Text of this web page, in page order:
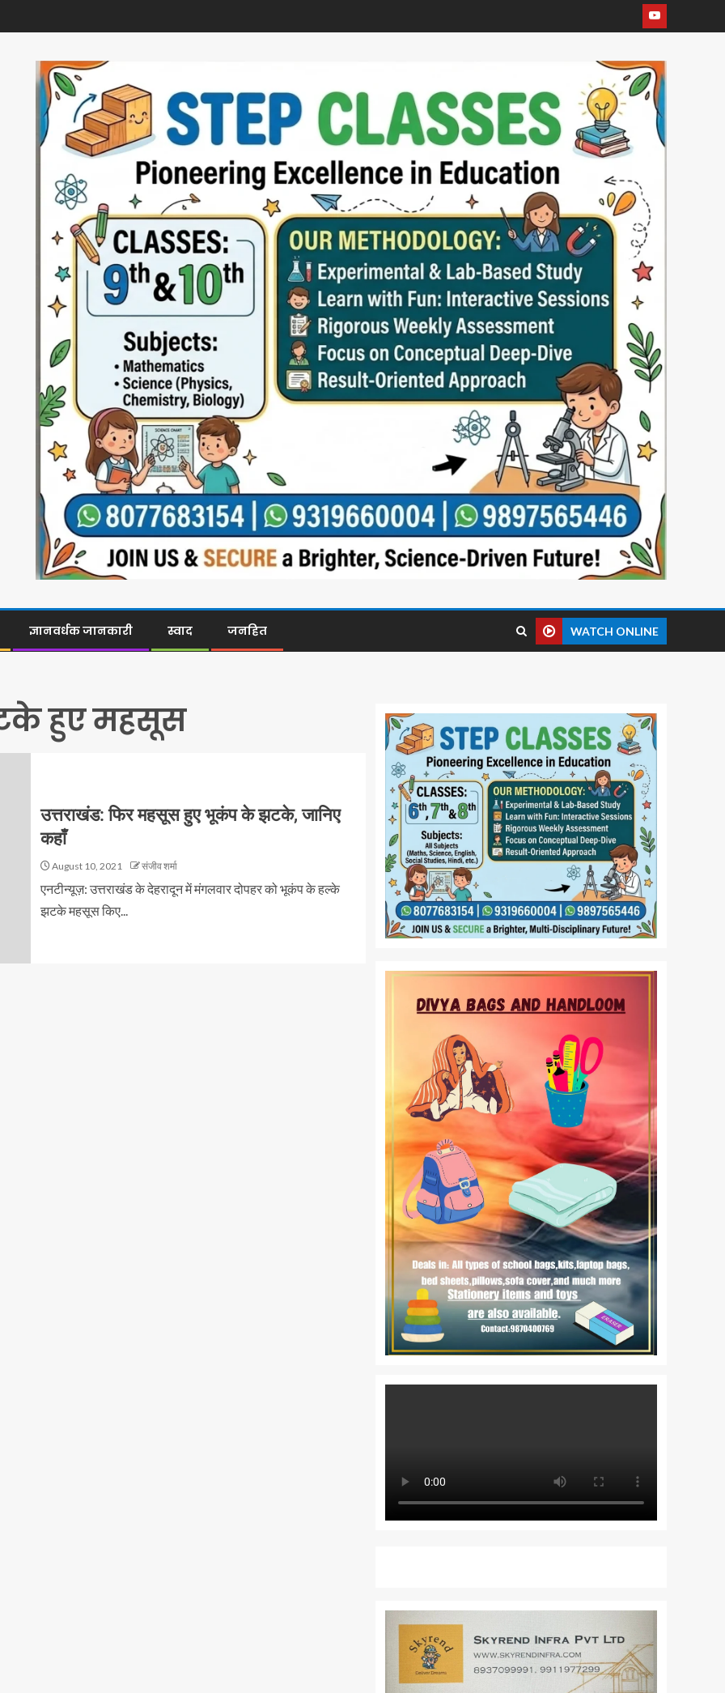
ज्ञानवर्धक जानकारी स्वाद जनहित WATCH ONLINE
हुए महसूस
उत्तराखंड: फिर महसूस हुए भूकंप के झटके, जानिए
कहाँ
August 10, 2021 संजीव शर्मा
एनटीन्यूज़: उत्तराखंड के देहरादून में मंगलवार दोपहर को भूकंप के हल्के
झटके महसूस किए...